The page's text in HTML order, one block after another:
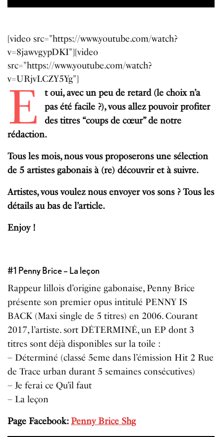
[video src="https://www.youtube.com/watch?
v=8jawvgypDKI"][video
src="https://www.youtube.com/watch?
v=URjvLCZY5Yg"]
E
t oui, avec un peu de retard (le choix n’a
pas été facile ?), vous allez pouvoir profiter
des titres “coups de cœur” de notre
rédaction.
Tous les mois, nous vous proposerons une sélection
de 5 artistes gabonais à (re) découvrir et à suivre.
Artistes, vous voulez nous envoyer vos sons ? Tous les
détails au bas de l’article.
Enjoy !
#1 Penny Brice – La leçon
Rappeur lillois d’origine gabonaise, Penny Brice
présente son premier opus intitulé PENNY IS
BACK (Maxi single de 5 titres) en 2006. Courant
2017, l’artiste. sort DÉTERMINÉ, un EP dont 3
titres sont déjà disponibles sur la toile :
– Déterminé (classé 5eme dans l’émission Hit 2 Rue
de Trace urban durant 5 semaines consécutives)
– Je ferai ce Qu’il faut
– La leçon
Page Facebook: Penny Brice Shg